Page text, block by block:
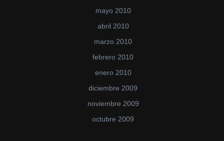
mayo 2010
abril 2010
marzo 2010
febrero 2010
enero 2010
diciembre 2009
noviembre 2009
octubre 2009